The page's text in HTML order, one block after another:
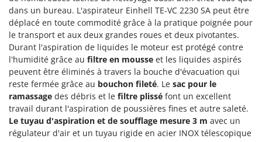
L
Lames à neige
Lames niveleuses pour tracteur
Lave-vitres
Lieuses électriques pour vignes
M
Machines à pâtes
Machines pour la transformation des fruits
Enotecnica Pillan
Eschenfelder
EuroMech
Eurosystems
F
FAC
Fama Industrie
Famag
dans un bureau. L'aspirateur Einhell TE-VC 2230 SA peut être
déplacé en toute commodité grâce à la pratique poignée pour
le transport et aux deux grandes roues et deux pivotantes.
Durant l'aspiration de liquides le moteur est protégé contre
l'humidité grâce au filtre en mousse et les liquides aspirés
peuvent être éliminés à travers la bouche d'évacuation qui
reste fermée grâce au bouchon fileté. Le sac pour le
ramassage des débris et le filtre plissé font un excellent
travail durant l'aspiration de poussières fines et autre saleté.
Le tuyau d'aspiration et de soufflage mesure 3 m avec un
régulateur d'air et un tuyau rigide en acier INOX télescopique